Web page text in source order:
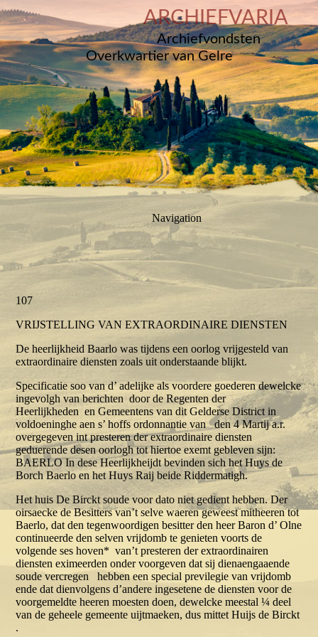
ARCHIEFVARIA
Archiefvondsten
Overkwartier van Gelre
Navigation
107
VRIJSTELLING VAN EXTRAORDINAIRE DIENSTEN
De heerlijkheid Baarlo was tijdens een oorlog vrijgesteld van
extraordinaire diensten zoals uit onderstaande blijkt.
Specificatie soo van d’ adelijke als voordere goederen dewelcke
ingevolgh van berichten door de Regenten der
Heerlijkheden en Gemeentens van dit Gelderse District in
voldoeninghe aen s’ hoffs ordonnantie van den 4 Martij a.r.
overgegeven int presteren der extraordinaire diensten
geduerende desen oorlogh tot hiertoe exemt gebleven sijn:
BAERLO In dese Heerlijkheijdt bevinden sich het Huys de
Borch Baerlo en het Huys Raij beide Riddermatigh.
Het huis De Birckt soude voor dato niet gedient hebben. Der
oirsaecke de Besitters van’t selve waeren geweest mitheeren tot
Baerlo, dat den tegenwoordigen besitter den heer Baron d’ Olne
continueerde den selven vrijdomb te genieten voorts de
volgende ses hoven* van’t presteren der extraordinairen
diensten eximeerden onder voorgeven dat sij dienaengaaende
soude vercregen hebben een special previlegie van vrijdomb
ende dat dienvolgens d’andere ingesetene de diensten voor de
voorgemeldte heeren moesten doen, dewelcke meestal ¼ deel
van de geheele gemeente uijtmaeken, dus mittet Huijs de Birckt
.